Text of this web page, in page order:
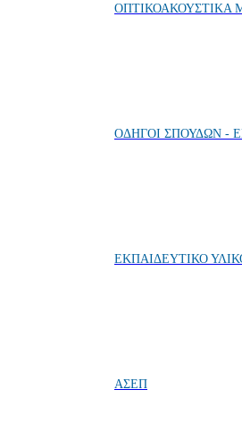
ΟΠΤΙΚΟΑΚΟΥΣΤΙΚΑ
ΟΔΗΓΟΙ ΣΠΟΥΔΩΝ -
ΕΚΠΑΙΔΕΥΤΙΚΟ
ΑΣΕΠ